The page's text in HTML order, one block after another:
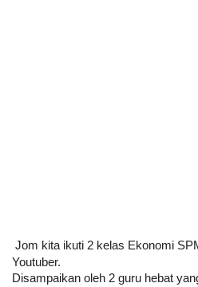
Jom kita ikuti 2 kelas Ekonomi
Youtuber.
Disampaikan oleh 2 guru hebat